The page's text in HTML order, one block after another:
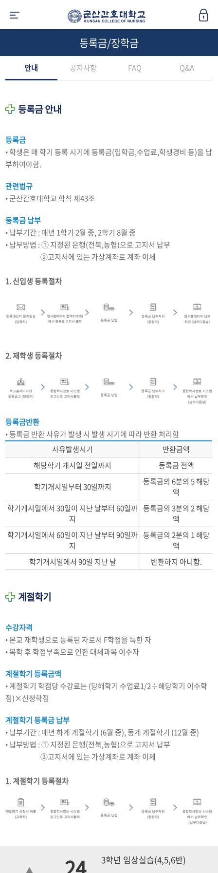
등록금/장학금
안내 공지사항 FAQ Q&A
등록금 안내
등록금
• 학생은 매 학기 등록 시기에 등록금(입학금,수업료,학생경비 등)을 납
부하여야함.
관련법규
• 군산간호대학교 학칙 제43조
등록금 납부
• 납부기간 : 매년 1학기 2월 중, 2학기 8월 중
• 납부방법 : ① 지정된 은행(전북,농협)으로 고지서 납부
②고지서에 있는 가상계좌로 계좌 이체
1. 신입생 등록절차
2. 재학생 등록절차
등록금반환
• 등록금 반환 사유가 발생 시 발생 시기에 따라 반환 처리함
사유발생시기
반환금액
해당학기 개시일 전일까지
등록금 전액
학기개시일부터 30일까지
등록금의 6분의 5 해당
액
학기개시일에서 30일이 지난 날부터 60일까
지
등록금의 3분의 2 해당
액
학기개시일에서 60일이 지난 날부터 90일까
지
등록금의 2분의 1 해당
액
학기개시일에서 90일 지난 날
반환하지 아니함.
계절학기
수강자격
• 본교 재학생으로 등록된 자로서 F학점을 득한 자
• 복학 후 학점부족으로 인한 대체과목 이수자
계절학기 등록금액
• 계절학기 학점당 수강료는 (당해학기 수업료1/2÷해당학기 이수학
점)×신청학점
계절학기 등록금 납부
• 납부기간 : 매년 하계 계절학기 (6월 중), 동계 계절학기 (12월 중)
• 납부방법 : ① 지정된 은행(전북,농협)으로 고지서 납부
②고지서에 있는 가상계좌로 계좌 이체
1. 계절학기 등록절차
3학년 임상실습(4,5,6반)